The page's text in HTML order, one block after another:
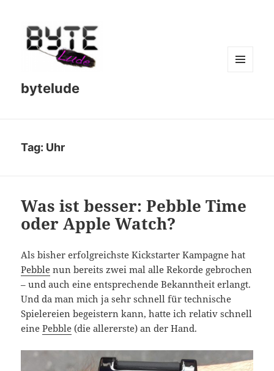
bytelude
Tag: Uhr
Was ist besser: Pebble Time
oder Apple Watch?
Als bisher erfolgreichste Kickstarter Kampagne hat
Pebble nun bereits zwei mal alle Rekorde gebrochen
– und auch eine entsprechende Bekanntheit erlangt.
Und da man mich ja sehr schnell für technische
Spielereien begeistern kann, hatte ich relativ schnell
einePebble (die allererste) an der Hand.